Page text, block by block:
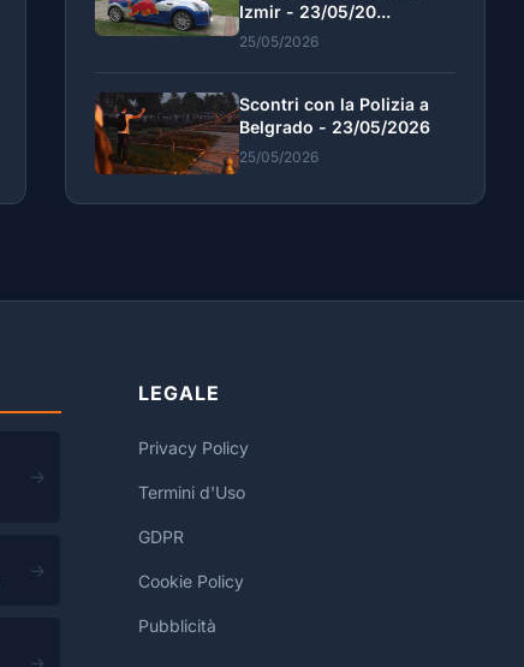
Izmir - 23/05/20...
25/05/2026
Scontri con la Polizia a
Belgrado - 23/05/2026
25/05/2026
→
→
LEGALE
Privacy Policy
Termini d'Uso
GDPR
Cookie Policy
Pubblicità